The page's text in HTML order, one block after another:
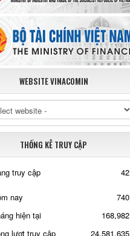
WEBSITE VINACOMIN
THỐNG KÊ TRUY CẬP
truy cập 42
nay
740
hiện tại
168,982
lượt truy cập
24,581,635